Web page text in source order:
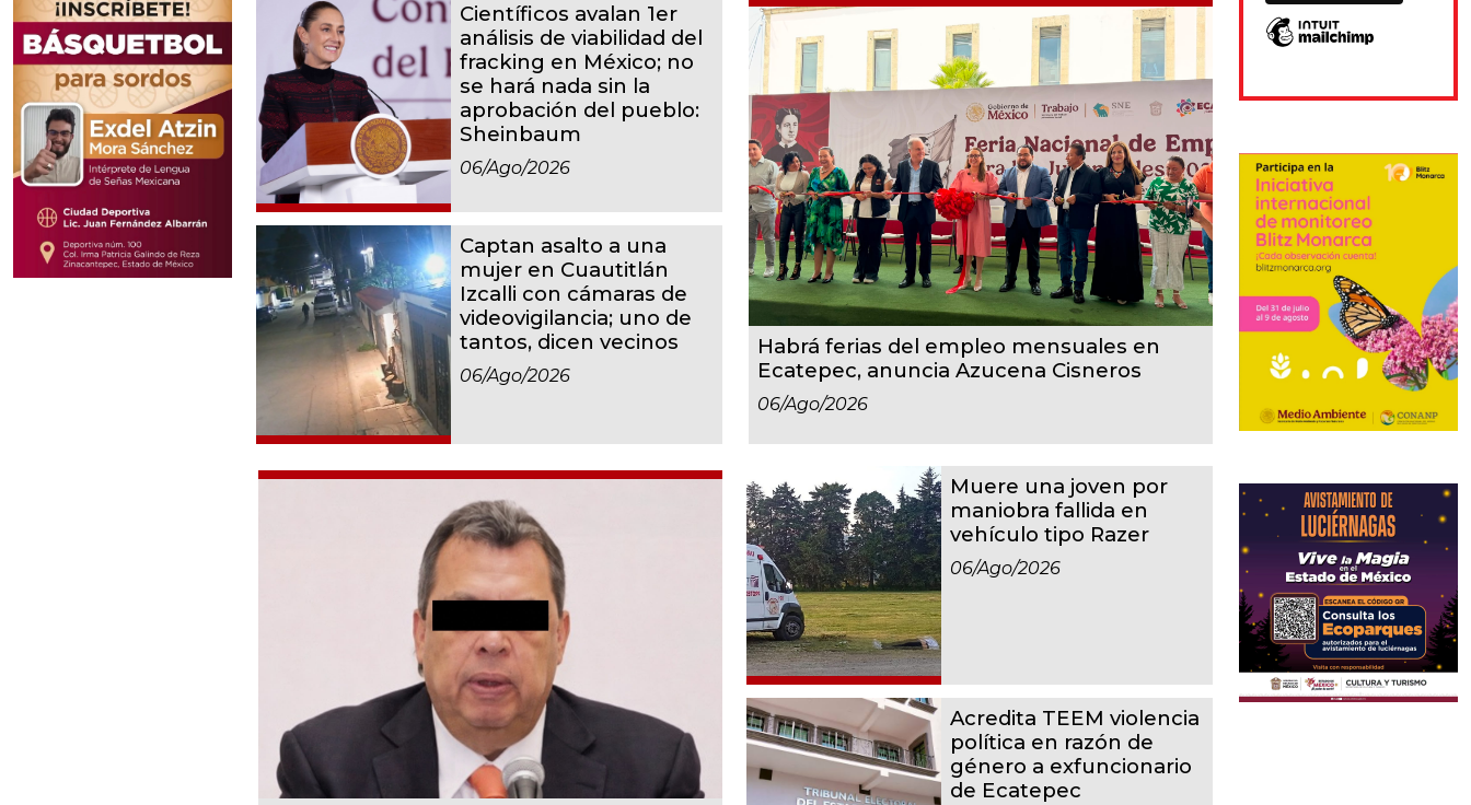
Científicos avalan 1er
análisis de viabilidad del
fracking en México; no
se hará nada sin la
aprobación del pueblo:
Sheinbaum
06/ago/2026
Captan asalto a una
mujer en Cuautitlán
Izcalli con cámaras de
videovigilancia; uno de
tantos, dicen vecinos
06/ago/2026
Habrá ferias del empleo mensuales en
Ecatepec, anuncia Azucena Cisneros
06/ago/2026
Muere una joven por
maniobra fallida en
vehículo tipo Razer
06/ago/2026
Acredita TEEM violencia
política en razón de
género a exfuncionario
de Ecatepec